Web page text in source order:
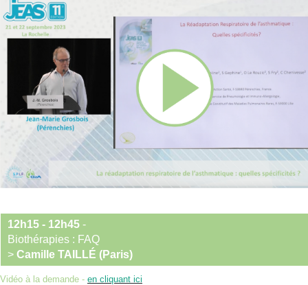
12h15 - 12h45 -
Biothérapies : FAQ
> Camille TAILLÉ (Paris)
Vidéo à la demande - en cliquant ici